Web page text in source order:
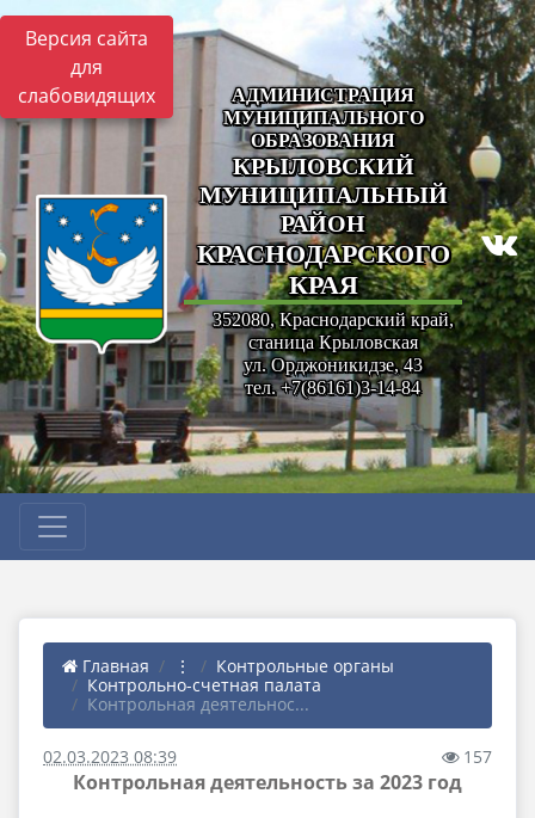
Версия сайта
для
слабовидящих
АДМИНИСТРАЦИЯ
МУНИЦИПАЛЬНОГО
ОБРАЗОВАНИЯ
КРЫЛОВСКИЙ
МУНИЦИПАЛЬНЫЙ
РАЙОН
КРАСНОДАРСКОГО
КРАЯ
352080, Краснодарский край,
станица Крыловская
ул. Орджоникидзе, 43
тел. +7(86161)3-14-84
Главная ⋮
Контрольные органы
Контрольно-счетная палата
Контрольная деятельнос...
02.03.2023 08:39 157
Контрольная деятельность за 2023 год